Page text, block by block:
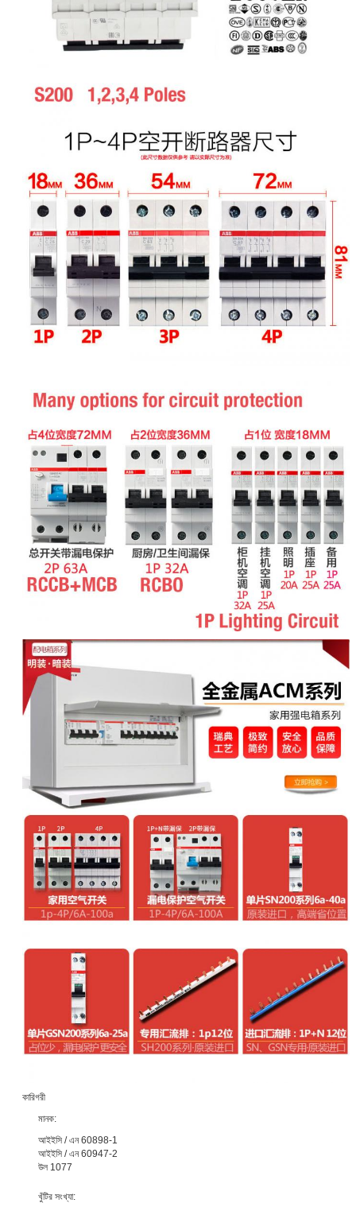
কারিগরী
মানক:
আইইসি / এন 60898-1
আইইসি / এন 60947-2
উল 1077
খুঁটির সংখ্যা: